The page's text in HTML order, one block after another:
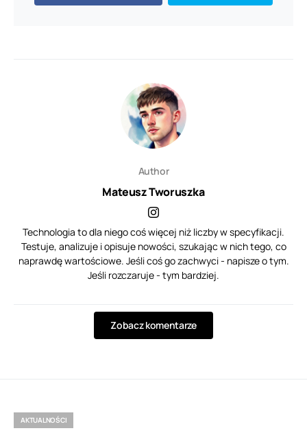
Author
Mateusz Tworuszka
Technologia to dla niego coś więcej niż liczby w specyfikacji.
Testuje, analizuje i opisuje nowości, szukając w nich tego, co
naprawdę wartościowe. Jeśli coś go zachwyci - napisze o tym.
Jeśli rozczaruje - tym bardziej.
Zobacz komentarze
AKTUALNOŚCI